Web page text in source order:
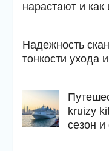
нарастают и
Надежность
тонкости ухода
kruizy
сезон